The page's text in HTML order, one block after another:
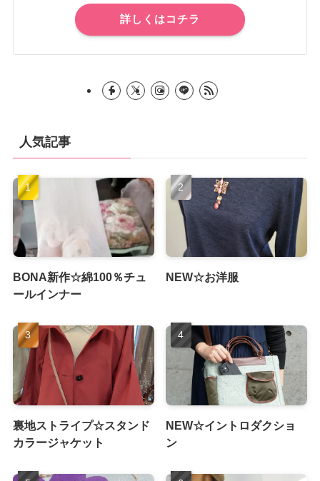
詳しくはコチラ
人気記事
BONA新作☆綿100％チュ
ールインナー
NEW☆お洋服
裏地ストライプ☆スタンド
カラージャケット
NEW☆イントロダクショ
ン